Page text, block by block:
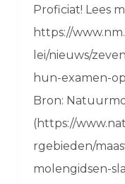
Proficiat! Lees
https://
lei/nieuws/
hun-examen-
Bron:
(https://
rgebieden/
molengidsen-